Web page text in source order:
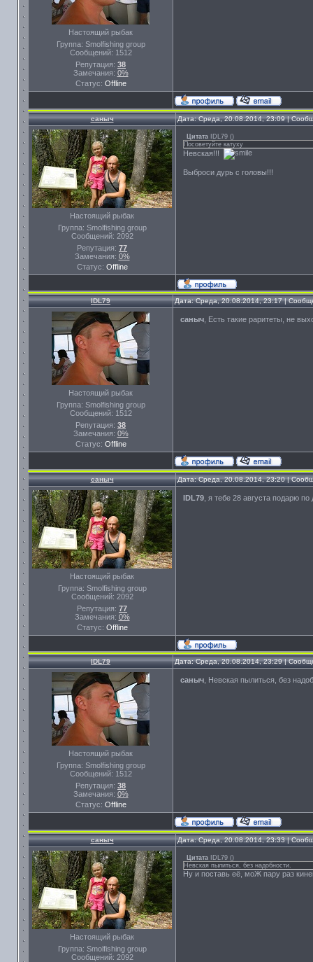
Настоящий рыбак
Группа: Smolfishing group
Сообщений: 1512
Репутация: 38
Замечания: 0%
Статус: Offline
саныч Дата: Среда, 20.08.2014, 23:09 |
Настоящий рыбак
Группа: Smolfishing group
Сообщений: 2092
Репутация: 77
Замечания: 0%
Статус: Offline
Цитата IDL79 ()
Посоветуйте катуху
Невская!!!
Выброси дурь с головы!!!
IDL79 Дата: Среда, 20.08.2014, 23:17 |
Настоящий рыбак
Группа: Smolfishing group
Сообщений: 1512
Репутация: 38
Замечания: 0%
Статус: Offline
саныч , Есть такие раритеты, не
саныч Дата: Среда, 20.08.2014, 23:20 |
Настоящий рыбак
Группа: Smolfishing group
Сообщений: 2092
Репутация: 77
Замечания: 0%
Статус: Offline
IDL79 , я тебе 28 августа подарю
IDL79 Дата: Среда, 20.08.2014, 23:29 |
Настоящий рыбак
Группа: Smolfishing group
Сообщений: 1512
Репутация: 38
Замечания: 0%
Статус: Offline
саныч , Невская пылиться, без
саныч Дата: Среда, 20.08.2014, 23:33 |
Настоящий рыбак
Группа: Smolfishing group
Сообщений: 2092
Цитата IDL79 ()
Невская пылиться, без надобности.
Ну и поставь её, моЖ пару раз